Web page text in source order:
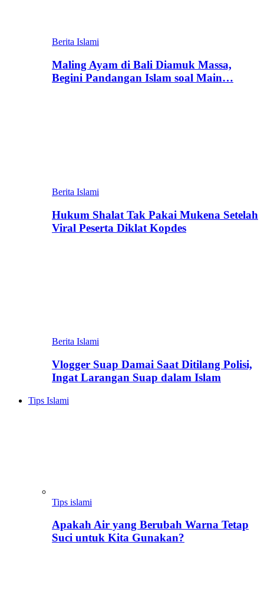
Berita Islami
Maling Ayam di Bali Diamuk Massa,
Begini Pandangan Islam soal Main…
Berita Islami
Hukum Shalat Tak Pakai Mukena Setelah
Viral Peserta Diklat Kopdes
Berita Islami
Vlogger Suap Damai Saat Ditilang Polisi,
Ingat Larangan Suap dalam Islam
Tips Islami
Tips islami
Apakah Air yang Berubah Warna Tetap
Suci untuk Kita Gunakan?